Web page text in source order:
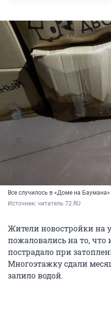
Все случилось в «Доме на Баумана»
Источник: читатель 72.RU
Жители новостройки на
пожаловались на то, что
пострадало при
Многоэтажку сдали
залило водой.